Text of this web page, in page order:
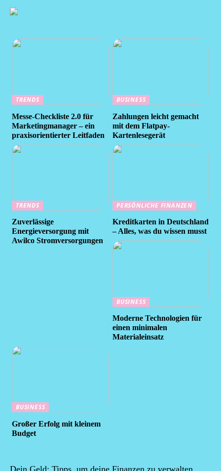
TRENDS
Messe-Checkliste 2.0 für
Marketingmanager – ein
praxisorientierter Leitfaden
BUSINESS
Zahlungen leicht gemacht
mit dem Flatpay-
Kartenlesegerät
TRENDS
Zuverlässige
Energieversorgung mit
Awilco Stromversorgungen
PERSÖNLICHE FINANZEN
Kreditkarten in Deutschland
– Alles, was du wissen musst
BUSINESS
Moderne Technologien für
einen minimalen
Materialeinsatz
BUSINESS
Großer Erfolg mit kleinem
Budget
Dein Geld: Tipps, um deine Finanzen zu verwalten